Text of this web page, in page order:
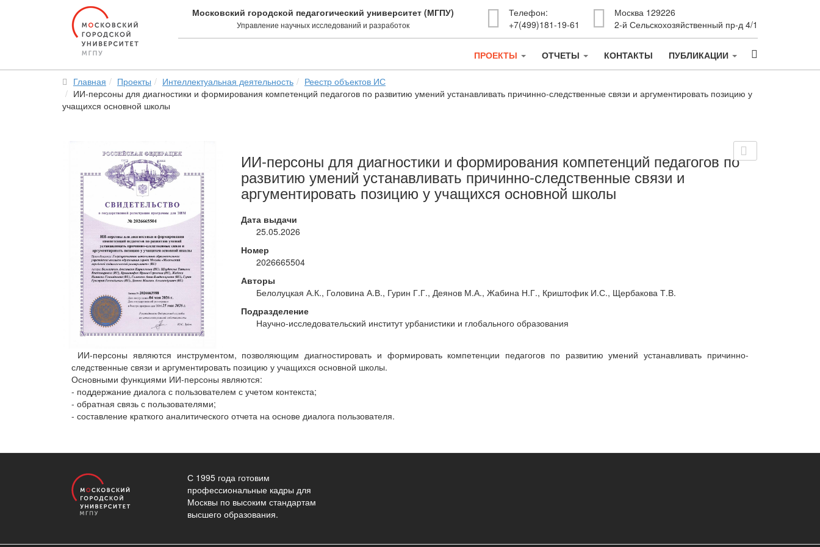
Московский городской педагогический университет (МГПУ)
Управление научных исследований и разработок
Телефон:
+7(499)181-19-61
Москва 129226
2-й Сельскохозяйственный пр-д 4/1
ПРОЕКТЫ ОТЧЕТЫ КОНТАКТЫ ПУБЛИКАЦИИ
Главная Проекты Интеллектуальная деятельность
Реестр объектов ИС
ИИ-персоны для диагностики и формирования компетенций педагогов по развитию умений устанавливать причинно-следственные связи и аргументировать позицию у
учащихся основной школы
ИИ-персоны для диагностики и формирования компетенций педагогов по
развитию умений устанавливать причинно-следственные связи и
аргументировать позицию у учащихся основной школы
Дата выдачи
25.05.2026
Номер
2026665504
Авторы
Белолуцкая А.К., Головина А.В., Гурин Г.Г., Деянов М.А., Жабина Н.Г., Криштофик И.С., Щербакова Т.В.
Подразделение
Научно-исследовательский институт урбанистики и глобального образования
ИИ-персоны являются инструментом, позволяющим диагностировать и формировать компетенции педагогов по развитию умений устанавливать причинно-
следственные связи и аргументировать позицию у учащихся основной школы.
Основными функциями ИИ-персоны являются:
- поддержание диалога с пользователем с учетом контекста;
- обратная связь с пользователями;
- составление краткого аналитического отчета на основе диалога пользователя.
С 1995 года готовим
профессиональные кадры для
Москвы по высоким стандартам
высшего образования.